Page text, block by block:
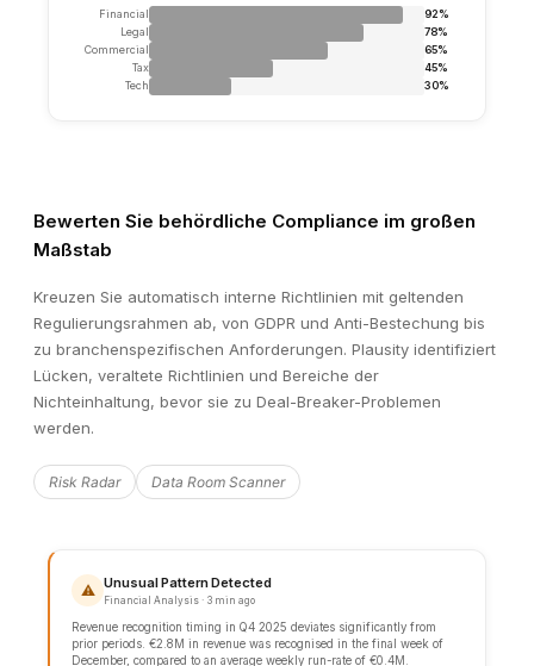
Bewerten Sie behördliche Compliance im großen
Maßstab
Kreuzen Sie automatisch interne Richtlinien mit geltenden
Regulierungsrahmen ab, von GDPR und Anti-Bestechung bis
zu branchenspezifischen Anforderungen. Plausity identifiziert
Lücken, veraltete Richtlinien und Bereiche der
Nichteinhaltung, bevor sie zu Deal-Breaker-Problemen
werden.
Risk Radar Data Room Scanner